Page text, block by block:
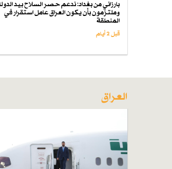
بارزاني من بغداد: ندعم حصر السلاح بيد
وملتزمون بأن يكون العراق عامل استقرار في
المنطقة
قبل 2 أيام
العراق